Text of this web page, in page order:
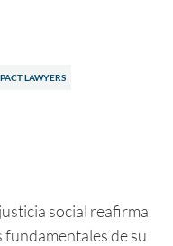
LAWYERS
social reafirma
de su